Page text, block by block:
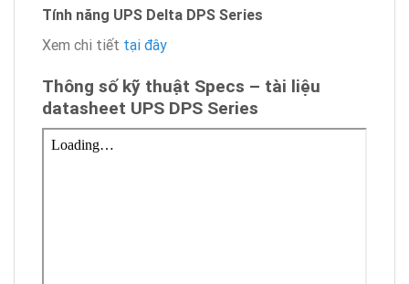
Tính năng UPS Delta DPS Series
Xem chi tiết tại đây
Thông số kỹ thuật Specs – tài liệu
datasheet UPS DPS Series